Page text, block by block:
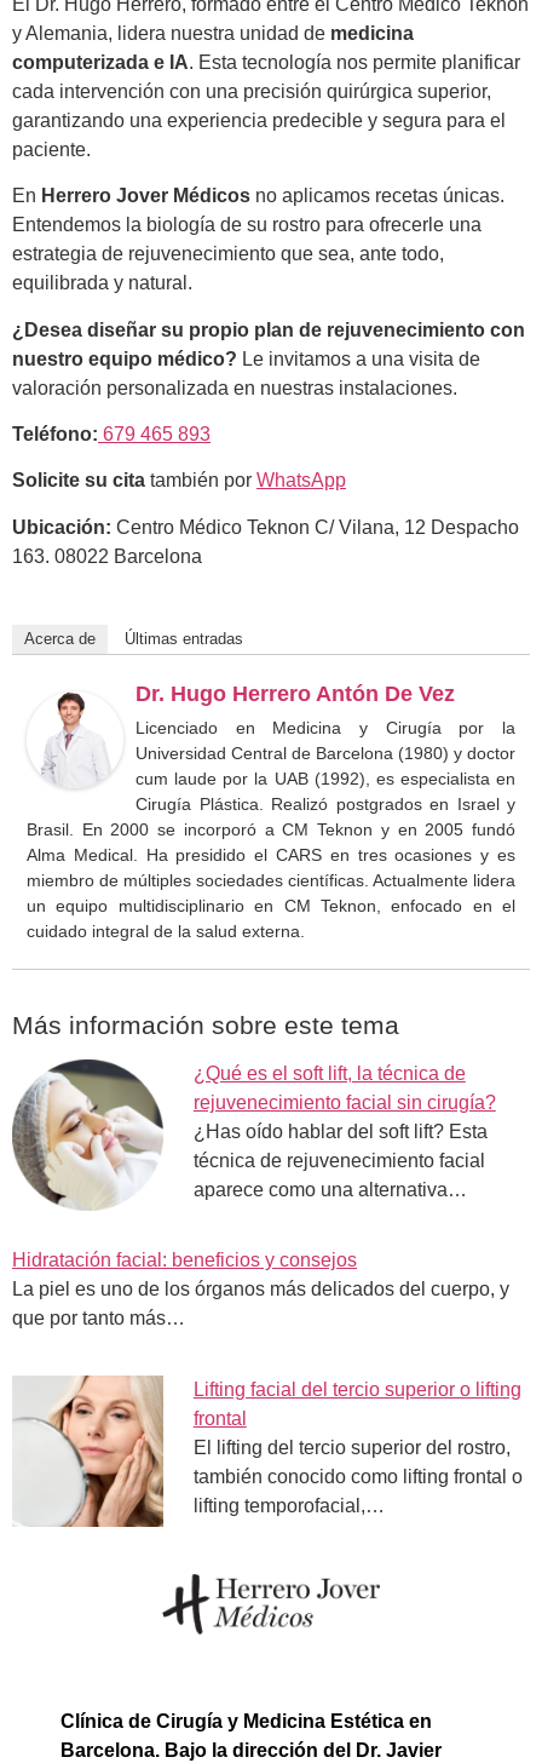
y Alemania, lidera nuestra unidad de medicina
computerizada e IA. Esta tecnología nos permite planificar
cada intervención con una precisión quirúrgica superior,
garantizando una experiencia predecible y segura para el
paciente.
En Herrero Jover Médicos no aplicamos recetas únicas.
Entendemos la biología de su rostro para ofrecerle una
estrategia de rejuvenecimiento que sea, ante todo,
equilibrada y natural.
¿Desea diseñar su propio plan de rejuvenecimiento con
nuestro equipo médico? Le invitamos a una visita de
valoración personalizada en nuestras instalaciones.
Teléfono: 679 465 893
Solicite su cita también por WhatsApp
Ubicación: Centro Médico Teknon C/ Vilana, 12 Despacho
163. 08022 Barcelona
Acerca de Últimas entradas
Dr. Hugo Herrero Antón De Vez
Licenciado en Medicina y Cirugía por la
Universidad Central de Barcelona (1980) y doctor
cum laude por la UAB (1992), es especialista en
Cirugía Plástica. Realizó postgrados en Israel y
Brasil. En 2000 se incorporó a CM Teknon y en 2005 fundó
Alma Medical. Ha presidido el CARS en tres ocasiones y es
miembro de múltiples sociedades científicas. Actualmente lidera
un equipo multidisciplinario en CM Teknon, enfocado en el
cuidado integral de la salud externa.
Más información sobre este tema
¿Qué es el soft lift, la técnica de
rejuvenecimiento facial sin cirugía?
¿Has oído hablar del soft lift? Esta
técnica de rejuvenecimiento facial
aparece como una alternativa…
Hidratación facial: beneficios y consejos
La piel es uno de los órganos más delicados del cuerpo, y
que por tanto más…
Lifting facial del tercio superior o lifting
frontal
El lifting del tercio superior del rostro,
también conocido como lifting frontal o
lifting temporofacial,…
Clínica de Cirugía y Medicina Estética en
Barcelona. Bajo la dirección del Dr. Javier